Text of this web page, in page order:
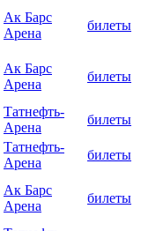
Ак Барс
Арена
билеты
Ак Барс
Арена
билеты
Татнефть-
Арена
билеты
Татнефть-
Арена
билеты
Ак Барс
Арена
билеты